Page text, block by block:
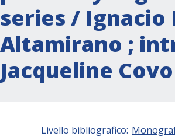
series / Ignacio
Altamirano ;
Jacqueline Covo
Livello bibliografico: